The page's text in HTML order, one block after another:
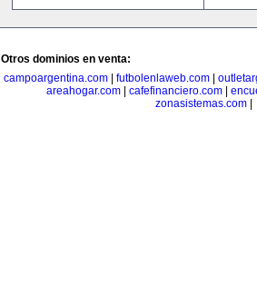
Otros dominios en venta:
campoargentina.com| futbolenlaweb.com|
areahogar.com| cafefinanciero.com|
zonasistemas.com|